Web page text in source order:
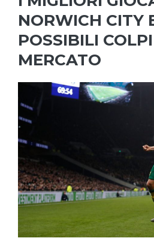
NORWICH CITY
POSSIBILI
MERCATO